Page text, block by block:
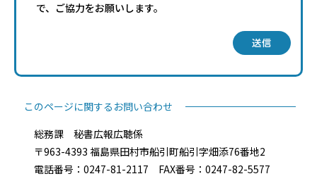
で、ご協力をお願いします。
送信
このページに関するお問い合わせ
総務課 秘書広報広聴係
〒963-4393 福島県田村市船引町船引字畑添76番地2
電話番号：0247-81-2117 FAX番号：0247-82-5577